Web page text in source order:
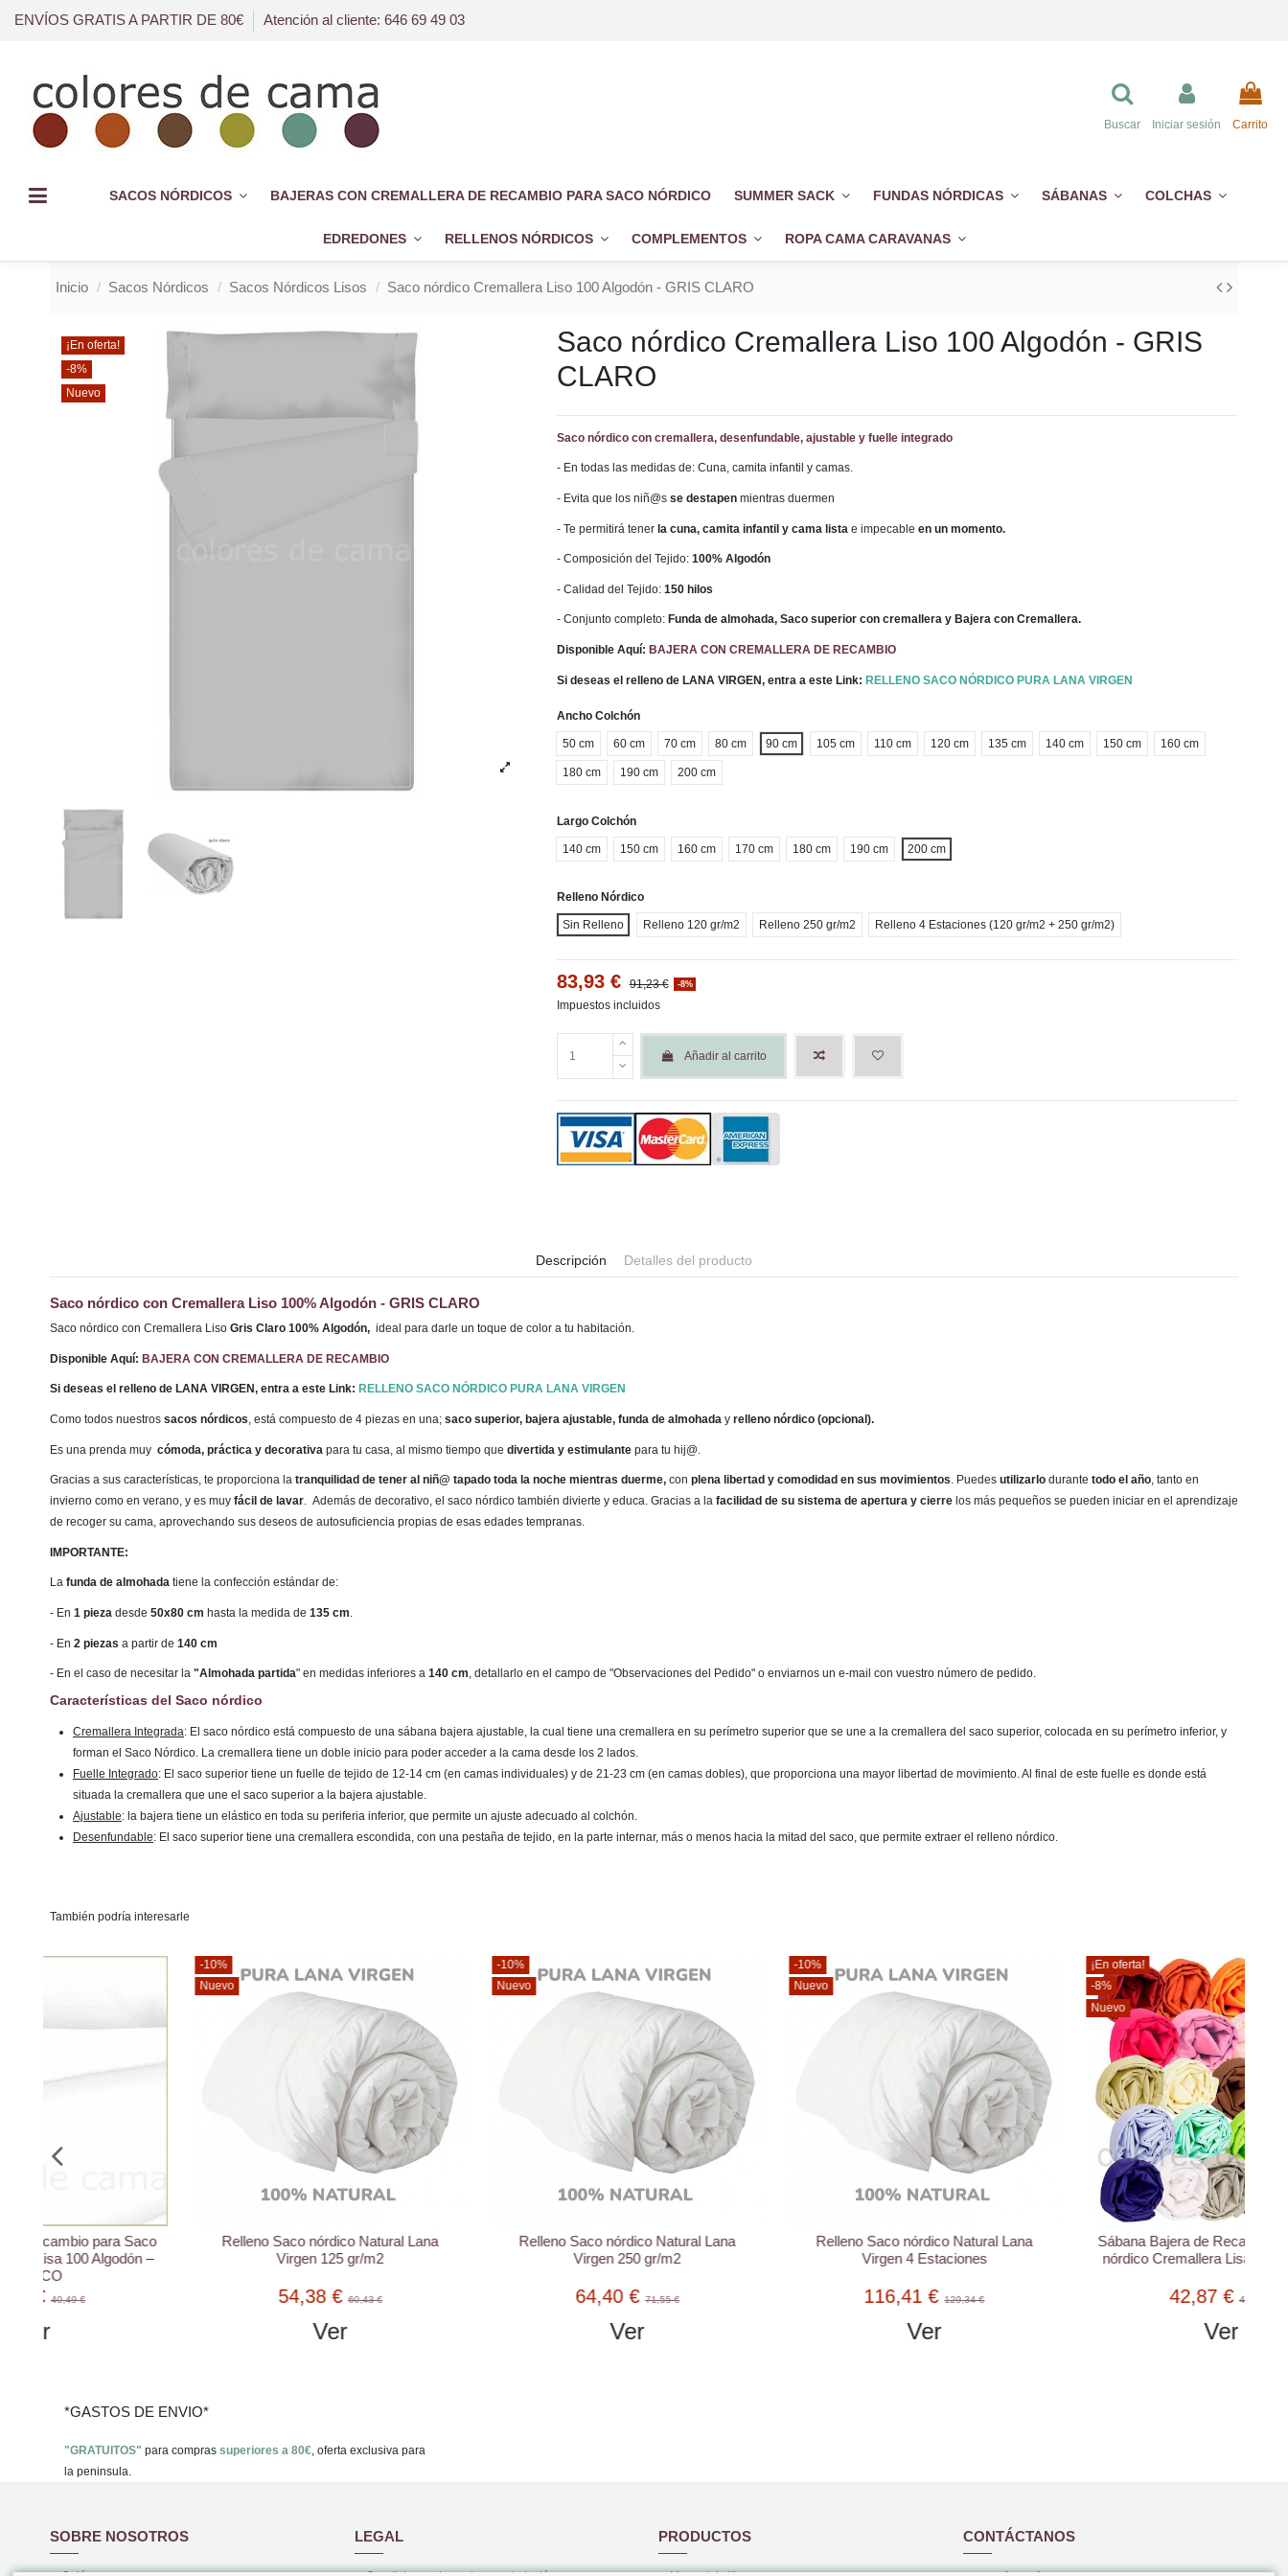
ENVÍOS GRATIS A PARTIR DE 80€ Atención al cliente: 646 69 49 03
Buscar Iniciar sesión Carrito
SACOS NÓRDICOS BAJERAS CON CREMALLERA DE RECAMBIO PARA SACO NÓRDICO SUMMER SACK FUNDAS NÓRDICAS SÁBANAS COLCHAS
EDREDONES RELLENOS NÓRDICOS COMPLEMENTOS ROPA CAMA CARAVANAS
Inicio Sacos Nórdicos Sacos Nórdicos Lisos Saco nórdico Cremallera Liso 100 Algodón - GRIS CLARO
¡En oferta!
-8%
Nuevo
Saco nórdico Cremallera Liso 100 Algodón - GRIS
CLARO
Saco nórdico con cremallera, desenfundable, ajustable y fuelle integrado
- En todas las medidas de: Cuna, camita infantil y camas.
- Evita que los niñ@sse destapen mientras duermen
- Te permitirá tenerla cuna, camita infantil y cama lista e impecableen un momento.
- Composición del Tejido:100% Algodón
- Calidad del Tejido: 150 hilos
- Conjunto completo: Funda de almohada, Saco superior con cremallera y Bajera con Cremallera.
Disponible Aquí: BAJERA CON CREMALLERA DE RECAMBIO
Si deseas el relleno de LANA VIRGEN, entra a este Link:RELLENO SACO NÓRDICO PURA LANA VIRGEN
Ancho Colchón
50 cm 60 cm 70 cm 80 cm 90 cm 105 cm 110 cm 120 cm 135 cm 140 cm 150 cm 160 cm
180 cm 190 cm 200 cm
Largo Colchón
140 cm 150 cm 160 cm 170 cm 180 cm 190 cm 200 cm
Relleno Nórdico
Sin Relleno Relleno 120 gr/m2 Relleno 250 gr/m2 Relleno 4 Estaciones (120 gr/m2 + 250 gr/m2)
83,93 € 91,23 € -8%
Impuestos incluidos
Añadir al carrito
Descripción Detalles del producto
Saco nórdico con Cremallera Liso 100% Algodón - GRIS CLARO
Saco nórdico con Cremallera Liso Gris Claro 100% Algodón, ideal para darle un toque de color a tu habitación.
Disponible Aquí: BAJERA CON CREMALLERA DE RECAMBIO
Si deseas el relleno de LANA VIRGEN, entra a este Link: RELLENO SACO NÓRDICO PURA LANA VIRGEN
Como todos nuestros sacos nórdicos, está compuesto de 4 piezas en una; saco superior, bajera ajustable, funda de almohada y relleno nórdico (opcional).
Es una prenda muy cómoda, práctica y decorativa para tu casa, al mismo tiempo que divertida y estimulante para tu hij@.
Gracias a sus características, te proporciona la tranquilidad de tener al niñ@ tapado toda la noche mientras duerme, con plena libertad y comodidad en sus movimientos. Puedes utilizarlo durante todo el año, tanto en
invierno como en verano, y es muy fácil de lavar. Además de decorativo, el saco nórdico también divierte y educa. Gracias a la facilidad de su sistema de apertura y cierre los más pequeños se pueden iniciar en el aprendizaje
de recoger su cama, aprovechando sus deseos de autosuficiencia propias de esas edades tempranas.
IMPORTANTE:
La funda de almohada tiene la confección estándar de:
- En 1 pieza desde 50x80 cm hasta la medida de 135 cm.
- En 2 piezas a partir de 140 cm
- En el caso de necesitar la "Almohada partida" en medidas inferiores a 140 cm, detallarlo en el campo de "Observaciones del Pedido" o enviarnos un e-mail con vuestro número de pedido.
Características del Saco nórdico
Cremallera Integrada: El saco nórdico está compuesto de una sábana bajera ajustable, la cual tiene una cremallera en su perímetro superior que se une a la cremallera del saco superior, colocada en su perímetro inferior, y
forman el Saco Nórdico. La cremallera tiene un doble inicio para poder acceder a la cama desde los 2 lados.
Fuelle Integrado: El saco superior tiene un fuelle de tejido de 12-14 cm (en camas individuales) y de 21-23 cm (en camas dobles), que proporciona una mayor libertad de movimiento. Al final de este fuelle es donde está
situada la cremallera que une el saco superior a la bajera ajustable.
Ajustable: la bajera tiene un elástico en toda su periferia inferior, que permite un ajuste adecuado al colchón.
Desenfundable: El saco superior tiene una cremallera escondida, con una pestaña de tejido, en la parte internar, más o menos hacia la mitad del saco, que permite extraer el relleno nórdico.
También podría interesarle
Relleno Saco nórdico Natural Lana
Virgen 125 gr/m2
Relleno Saco nórdico Natural Lana
Relleno Saco nórdico Natural Lana
Nuevo
Sábana Bajera de Recambio para Saco
nórdico Cremallera Lisa - 100 Algodón
*GASTOS DE ENVIO*
"GRATUITOS" para compras superiores a 80€ , oferta exclusiva para
la peninsula.
SOBRE NOSOTROS LEGAL PRODUCTOS CONTÁCTANOS